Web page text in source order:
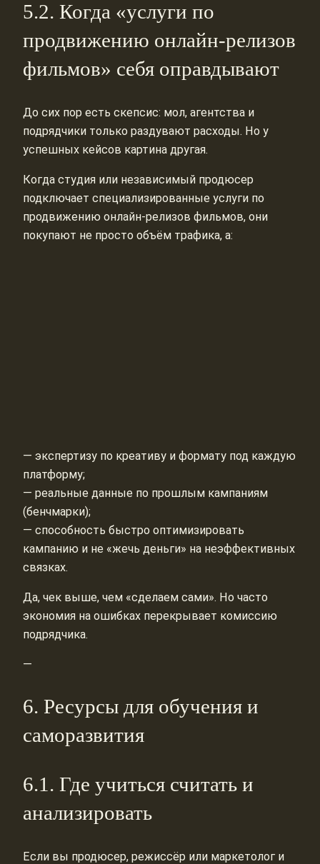
5.2. Когда «услуги по
продвижению онлайн-релизов
фильмов» себя оправдывают
До сих пор есть скепсис: мол, агентства и
подрядчики только раздувают расходы. Но у
успешных кейсов картина другая.
Когда студия или независимый продюсер
подключает специализированные услуги по
продвижению онлайн-релизов фильмов, они
покупают не просто объём трафика, а:
— экспертизу по креативу и формату под каждую
платформу;
— реальные данные по прошлым кампаниям
(бенчмарки);
— способность быстро оптимизировать
кампанию и не «жечь деньги» на неэффективных
связках.
Да, чек выше, чем «сделаем сами». Но часто
экономия на ошибках перекрывает комиссию
подрядчика.
—
6. Ресурсы для обучения и
саморазвития
6.1. Где учиться считать и
анализировать
Если вы продюсер, режиссёр или маркетолог и